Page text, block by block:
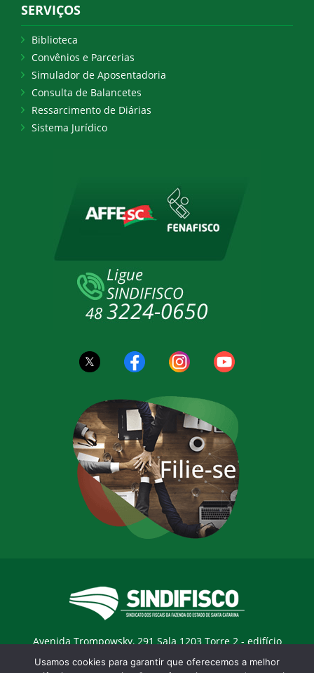
SERVIÇOS
Biblioteca
Convênios e Parcerias
Simulador de Aposentadoria
Consulta de Balancetes
Ressarcimento de Diárias
Sistema Jurídico
Avenida Trompowsky, 291 Sala 1203 Torre 2 - edifício
Trompowsky Corporate - Centro - Florianopólis / SC - CEP:
88015-300 |E-mail:sindifisco@sindifisco.org.br
Usamos cookies para garantir que oferecemos a melhor